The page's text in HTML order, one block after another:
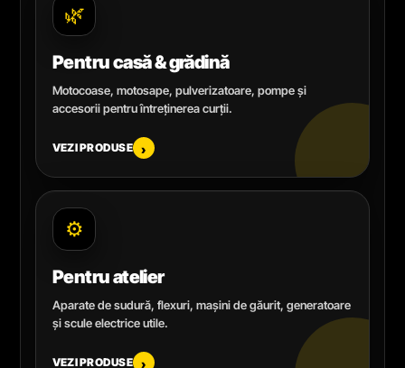
🌿
Pentru casă & grădină
Motocoase, motosape, pulverizatoare, pompe și
accesorii pentru întreținerea curții.
VEZI PRODUSE ›
⚙️
Pentru atelier
Aparate de sudură, flexuri, mașini de găurit, generatoare
și scule electrice utile.
VEZI PRODUSE ›